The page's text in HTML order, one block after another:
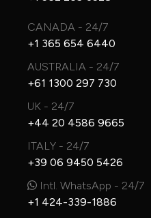
CANADA - 24/7
+1 365 654 6440
AUSTRALIA - 24/7
+61 1300 297 730
UK - 24/7
+44 20 4586 9665
ITALY - 24/7
+39 06 9450 5426
Intl. WhatsApp - 24/7
+1 424-339-1886